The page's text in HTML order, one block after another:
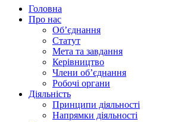
Головна
Про нас
Об’єднання
Статут
Мета та завдання
Керівництво
Члени об’єднання
Робочі органи
Діяльність
Принципи діяльності
Напрямки діяльності